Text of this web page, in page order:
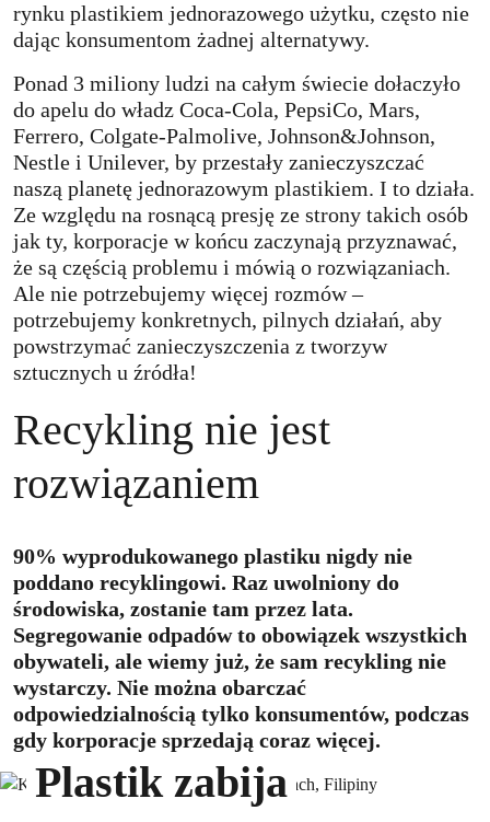
rynku plastikiem jednorazowego użytku, często nie
dając konsumentom żadnej alternatywy.
Ponad 3 miliony ludzi na całym świecie dołaczyło
do apelu do władz Coca-Cola, PepsiCo, Mars,
Ferrero, Colgate-Palmolive, Johnson&Johnson,
Nestle i Unilever, by przestały zanieczyszczać
naszą planetę jednorazowym plastikiem. I to działa.
Ze względu na rosnącą presję ze strony takich osób
jak ty, korporacje w końcu zaczynają przyznawać,
że są częścią problemu i mówią o rozwiązaniach.
Ale nie potrzebujemy więcej rozmów –
potrzebujemy konkretnych, pilnych działań, aby
powstrzymać zanieczyszczenia z tworzyw
sztucznych u źródła!
Recykling nie jest
rozwiązaniem
90% wyprodukowanego plastiku nigdy nie
poddano recyklingowi. Raz uwolniony do
środowiska, zostanie tam przez lata.
Segregowanie odpadów to obowiązek wszystkich
obywateli, ale wiemy już, że sam recykling nie
wystarczy. Nie można obarczać
odpowiedzialnością tylko konsumentów, podczas
gdy korporacje sprzedają coraz więcej.
Plastik zabija